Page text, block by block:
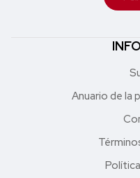
Anuario de la